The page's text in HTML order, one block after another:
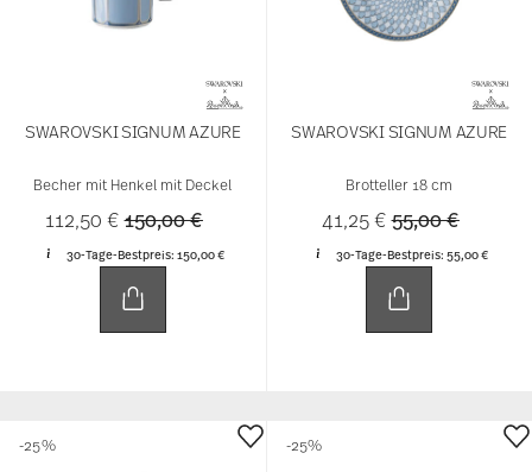
SWAROVSKI SIGNUM AZURE
Becher mit Henkel mit Deckel
112,50 €Price reduced from
150,00 €to
30-Tage-Bestpreis: 150,00 €
SWAROVSKI SIGNUM AZURE
Brotteller 18 cm
41,25 €Price reduced
55,00 €to
30-Tage-Bestpreis: 55,00 €
-25% -25%